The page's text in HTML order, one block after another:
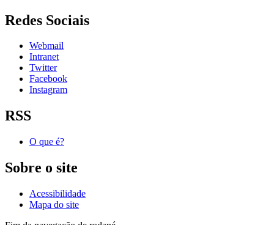
Redes Sociais
Webmail
Intranet
Twitter
Facebook
Instagram
RSS
O que é?
Sobre o site
Acessibilidade
Mapa do site